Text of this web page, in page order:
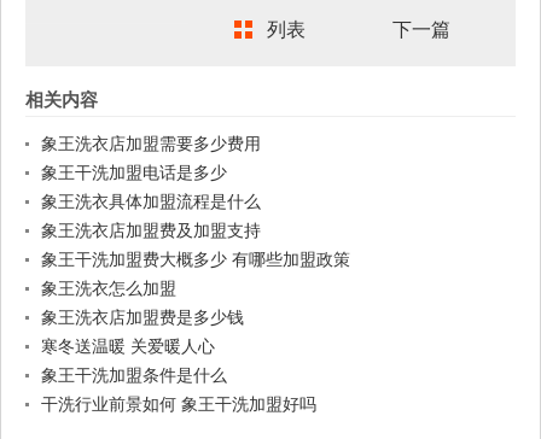
列表 下一篇
相关内容
象王洗衣店加盟需要多少费用
象王干洗加盟电话是多少
象王洗衣具体加盟流程是什么
象王洗衣店加盟费及加盟支持
象王干洗加盟费大概多少 有哪些加盟政策
象王洗衣怎么加盟
象王洗衣店加盟费是多少钱
寒冬送温暖 关爱暖人心
象王干洗加盟条件是什么
干洗行业前景如何 象王干洗加盟好吗